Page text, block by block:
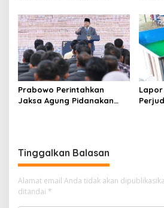
Bojonegoro Jadi Sorotan
Warga
Prabowo Perintahkan
Jaksa Agung Pidanakan
Lapor
Tinggalkan Balasan
Alamat email Anda tidak akan
ditandai *